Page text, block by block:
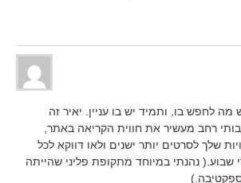
מה לחפש בו, ותמיד יש בו עניין. יאיר זה
רחב מעשיר את חווית הקריאה באתר,
שלך לסרטים יותר ישנים ולאו דווקא לכל
שבוע.( נהנתי במיוחד מתקופת פליני שהייתה